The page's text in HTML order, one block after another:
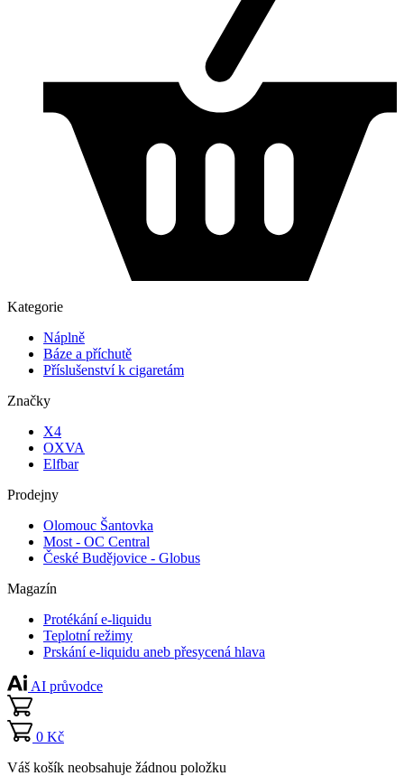
Kategorie
Náplně
Báze a příchutě
Příslušenství k cigaretám
Značky
X4
OXVA
Elfbar
Prodejny
Olomouc Šantovka
Most - OC Central
České Budějovice - Globus
Magazín
Protékání e-liquidu
Teplotní režimy
Prskání e-liquidu aneb přesycená hlava
AI průvodce
0 Kč
Váš košík neobsahuje žádnou položku